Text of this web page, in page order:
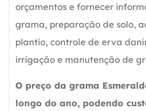
orçamentos e fornecer
grama, preparação de solo,
plantio, controle de erva
irrigação e manutenção de
O preço da grama
longo do ano, podendo